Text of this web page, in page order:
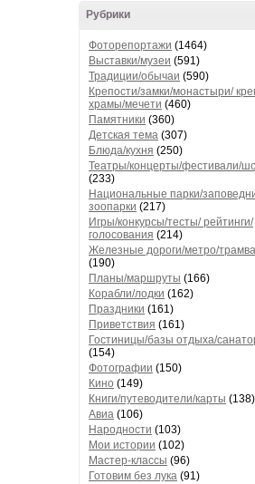
Рубрики
Фоторепортажи (1464)
Выставки/музеи (591)
Традиции/обычаи (590)
Крепости/замки/монастыри/
храмы/мечети (460)
Памятники (360)
Детская тема (307)
Блюда/кухня (250)
Театры/концерты/фестивали/
(233)
Национальные парки/
зоопарки (217)
Игры/конкурсы/тесты/ рейтинги/
голосования (214)
Железные дороги/метро/
(190)
Планы/маршруты (166)
Корабли/лодки (162)
Праздники (161)
Приветствия (161)
Гостиницы/базы отдыха/
(154)
Фотографии (150)
Кино (149)
Книги/путеводители/карты (138)
Авиа (106)
Народности (103)
Мои истории (102)
Мастер-классы (96)
Готовим без лука (91)